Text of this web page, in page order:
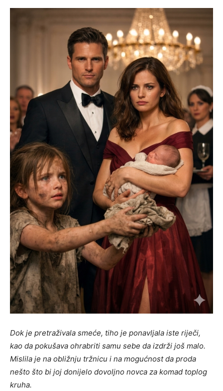
Dok je pretraživala smeće, tiho je ponavljala iste riječi,
kao da pokušava ohrabriti samu sebe da izdrži još malo.
Mislila je na obližnju tržnicu i na mogućnost da proda
nešto što bi joj donijelo dovoljno novca za komad toplog
kruha.